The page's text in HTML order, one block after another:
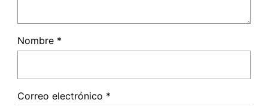
Nombre *
Correo electrónico *